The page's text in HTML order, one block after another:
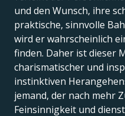
und den Wunsch, ihre
praktische, sinnvolle
wird er wahrscheinlich
finden. Daher ist dieser
charismatischer und
instinktiven
jemand, der nach mehr
Feinsinnigkeit und